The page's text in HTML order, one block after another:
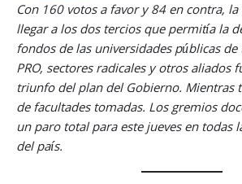
Con 160 votos a favor y 84 en contra,
llegar a los dos tercios que permitía la
fondos de las universidades públicas
PRO, sectores radicales y otros aliados
triunfo del plan del Gobierno. Mientras
de facultades tomadas. Los gremios
un paro total para este jueves en todas
del país.